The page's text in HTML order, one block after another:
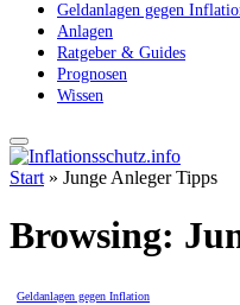
Geldanlagen gegen
Anlagen
Ratgeber & Guides
Prognosen
Wissen
Start » Junge Anleger Tipps
Browsing:
Geldanlagen gegen Inflation